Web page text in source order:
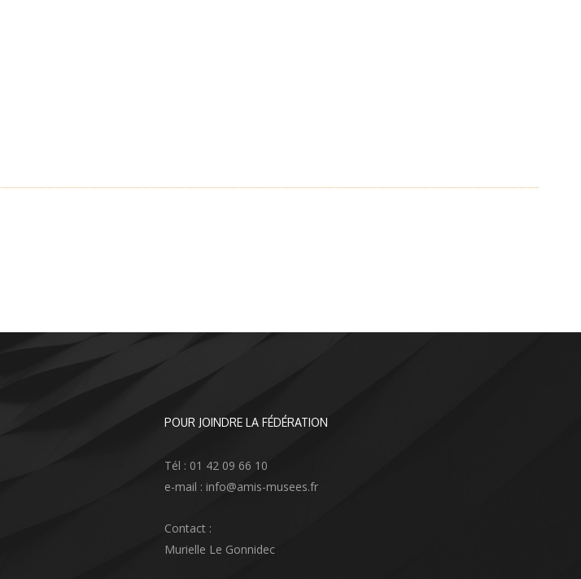
POUR JOINDRE LA FÉDÉRATION
Tél : 01 42 09 66 10
e-mail : info@amis-musees.fr
Contact :
Murielle Le Gonnidec